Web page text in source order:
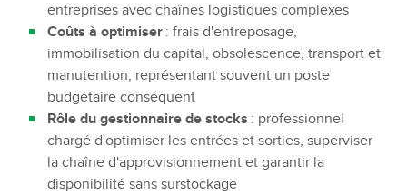
entreprises avec chaînes logistiques complexes
Coûts à optimiser : frais d'entreposage,
immobilisation du capital, obsolescence, transport et
manutention, représentant souvent un poste
budgétaire conséquent
Rôle du gestionnaire de stocks : professionnel
chargé d'optimiser les entrées et sorties, superviser
la chaîne d'approvisionnement et garantir la
disponibilité sans surstockage